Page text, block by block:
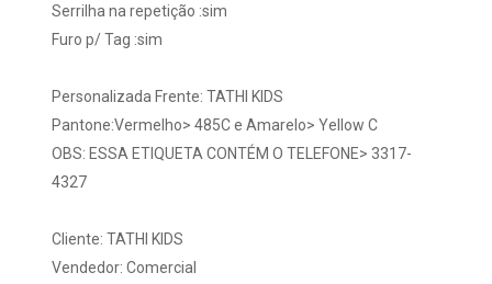
Serrilha na repetição :sim
Furo p/ Tag :sim
Personalizada Frente: TATHI KIDS
Pantone:Vermelho> 485C e Amarelo> Yellow C
OBS: ESSA ETIQUETA CONTÉM O TELEFONE> 3317-
4327
Cliente: TATHI KIDS
Vendedor: Comercial